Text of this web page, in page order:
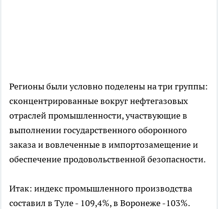
Регионы были условно поделены на три группы:
сконцентрированные вокруг нефтегазовых
отраслей промышленности, участвующие в
выполнении государственного оборонного
заказа и вовлеченные в импортозамещение и
обеспечение продовольственной безопасности.
Итак: индекс промышленного производства
составил в Туле - 109,4%, в Воронеже -103%.